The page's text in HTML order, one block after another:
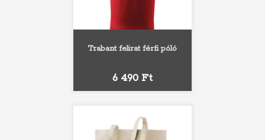
Trabant felirat férfi póló
Ár
6 490 Ft